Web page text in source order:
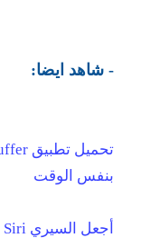
- شاهد ايضا:
بنفس الوقت